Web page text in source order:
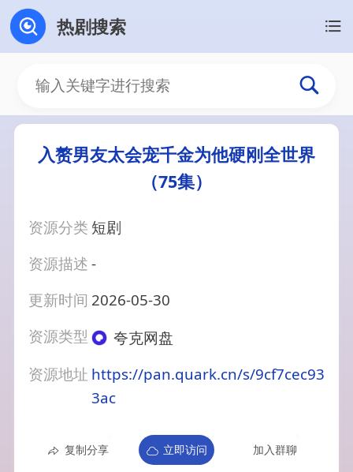
热剧搜索
入赘男友太会宠千金为他硬刚全世界
（75集）
资源分类 短剧
资源描述-
更新时间 2026-05-30
资源类型
夸克网盘
资源地址 https://pan.quark.cn/s/9cf7cec93
3ac
复制分享 立即访问 加入群聊